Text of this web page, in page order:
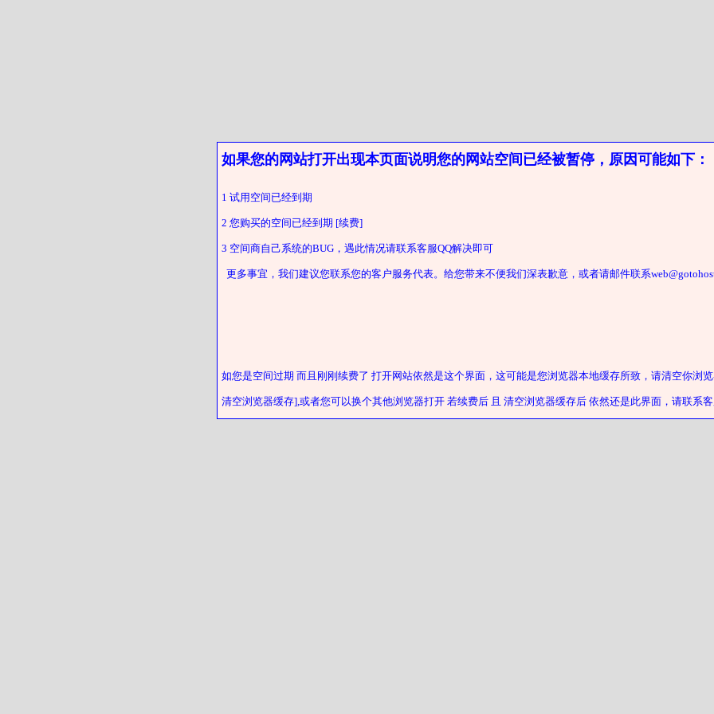
如果您的网站打开出现本页面说明您的网站空间已经被暂停，原因可能如下：
1 试用空间已经到期
2 您购买的空间已经到期 [续费]
3 空间商自己系统的BUG，遇此情况请联系客服QQ解决即可
更多事宜，我们建议您联系您的客户服务代表。给您带来不便我们深表歉意，或者请邮件联系
如您是空间过期 而且刚刚续费了 打开网站依然是这个界面，这可能是您浏览器本地缓存所致，请清空你浏
清空浏览器缓存],或者您可以换个其他浏览器打开 若续费后 且 清空浏览器缓存后 依然还是此界面，请联系